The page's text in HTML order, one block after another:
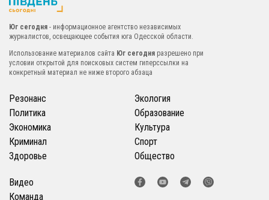
Юг сегодня - информационное агентство независимых
журналистов, освещающее события юга Одесской области.
Использование материалов сайта Юг сегодня разрешено при
условии открытой для поисковых систем гиперссылки на
конкретный материал не ниже второго абзаца
Резонанс
Политика
Экономика
Криминал
Здоровье
Экология
Образование
Культура
Спорт
Общество
Видео
Команда